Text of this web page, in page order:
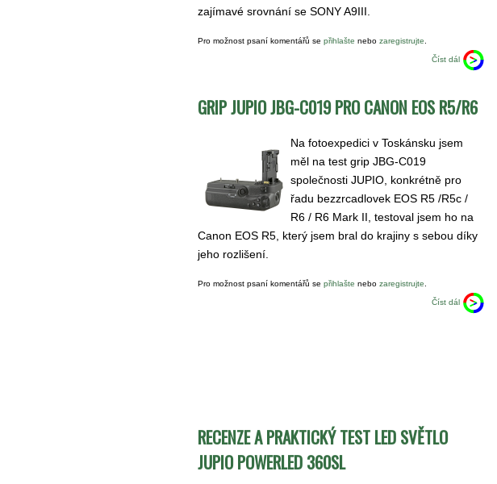
zajímavé srovnání se SONY A9III.
Pro možnost psaní komentářů se přihlašte nebo zaregistrujte
Číst dál
GRIP JUPIO JBG-C019 PRO CANON EOS R5/R6
Na fotoexpedici v Toskánsku jsem
měl na test grip JBG-C019
společnosti JUPIO, konkrétně pro
řadu bezzrcadlovek EOS R5 /R5c /
R6 / R6 Mark II, testoval jsem ho na
Canon EOS R5, který jsem bral do krajiny s sebou díky
jeho rozlišení.
Pro možnost psaní komentářů se přihlašte nebo zaregistrujte
Číst dál
RECENZE A PRAKTICKÝ TEST LED SVĚTLO
JUPIO POWERLED 360SL